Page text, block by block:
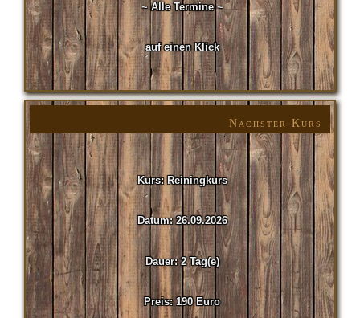
~ Alle Termine ~
auf einen Klick
Nächster Kurs
Kurs: Reiningkurs
Datum: 26.09.2026
Dauer: 2 Tag(e)
Preis: 190 Euro